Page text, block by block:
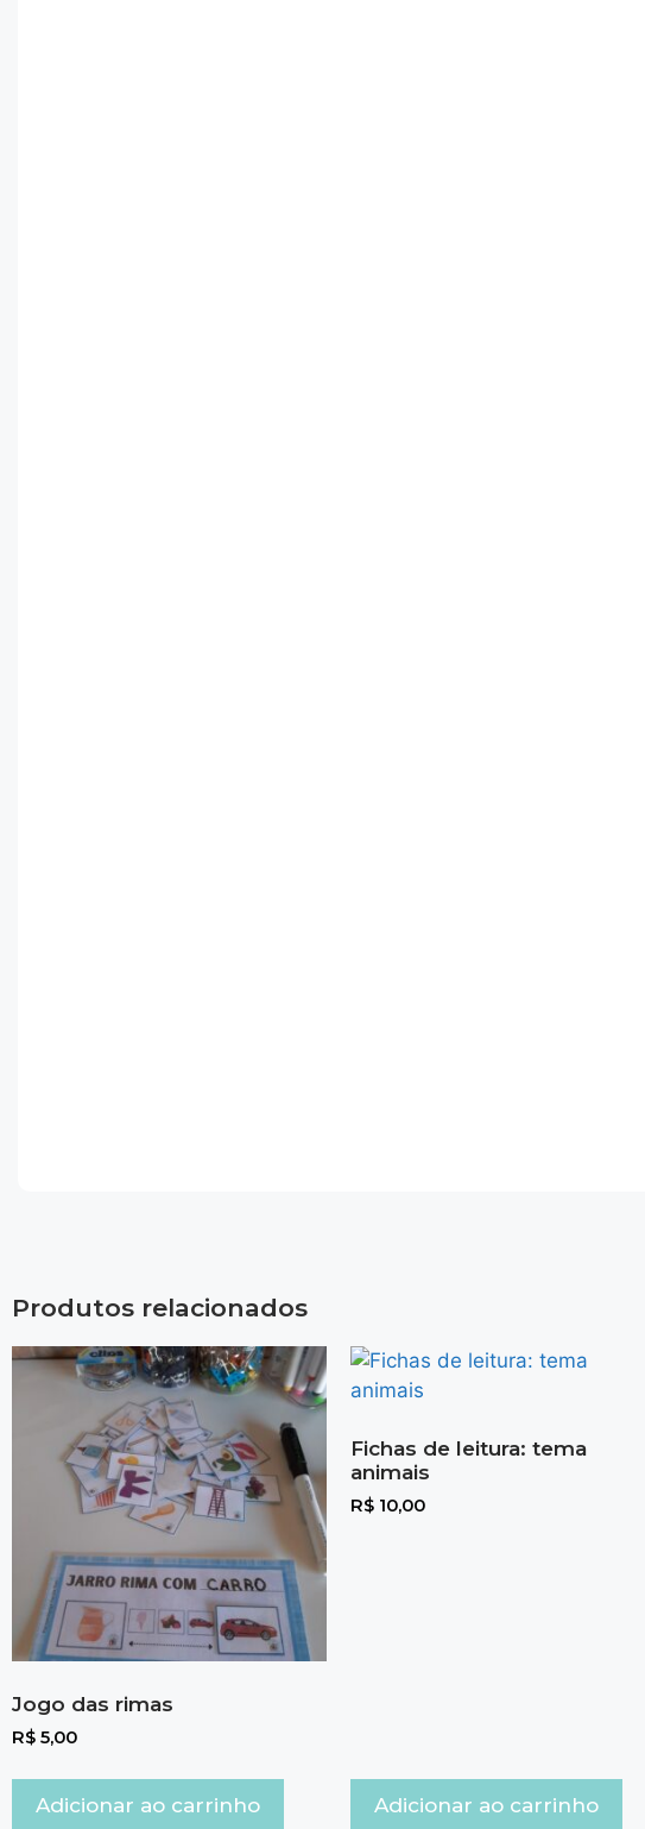
Produtos relacionados
Jogo das rimas
R$ 5,00
Adicionar ao carrinho
Fichas de leitura: tema
animais
R$ 10,00
Adicionar ao carrinho